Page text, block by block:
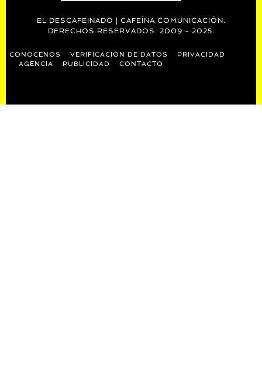
EL DESCAFEINADO | CAFEÍNA COMUNICACIÓN.
DERECHOS RESERVADOS. 2009 - 2025.
CONÓCENOS VERIFICACIÓN DE DATOS
PRIVACIDAD
AGENCIA
PUBLICIDAD CONTACTO